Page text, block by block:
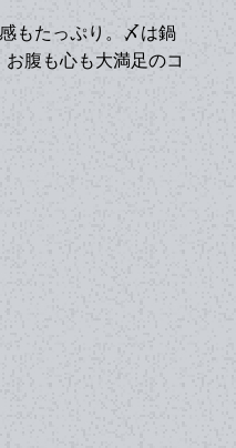
もたっぷり。〆は鍋
腹も心も大満足のコ